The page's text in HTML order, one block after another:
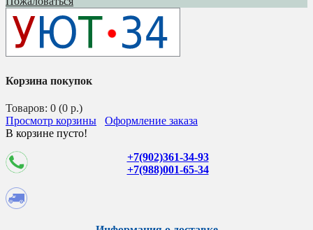
Корзина покупок
Товаров: 0 (0 р.)
Просмотр корзины
Оформление заказа
В корзине пусто!
+7(902)361-34-93
+7(988)001-65-34